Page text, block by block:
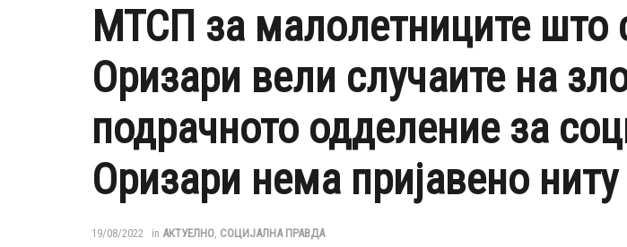
МТСП за малолетниците што
Оризари вели случаите на
подрачното одделение за
Оризари нема пријавено
19/08/2022 in АКТУЕЛНО, СОЦИЈАЛНА ПРАВДА